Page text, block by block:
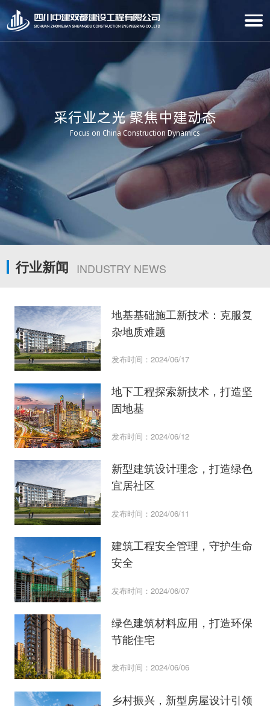
采行业之光 聚焦中建动态
Focus on China Construction Dynamics
行业新闻 INDUSTRY NEWS
地基基础施工新技术：克服复
杂地质难题
发布时间：2024/06/17
地下工程探索新技术，打造坚
固地基
发布时间：2024/06/12
新型建筑设计理念，打造绿色
宜居社区
发布时间：2024/06/11
建筑工程安全管理，守护生命
安全
发布时间：2024/06/07
绿色建筑材料应用，打造环保
节能住宅
发布时间：2024/06/06
乡村振兴，新型房屋设计引领